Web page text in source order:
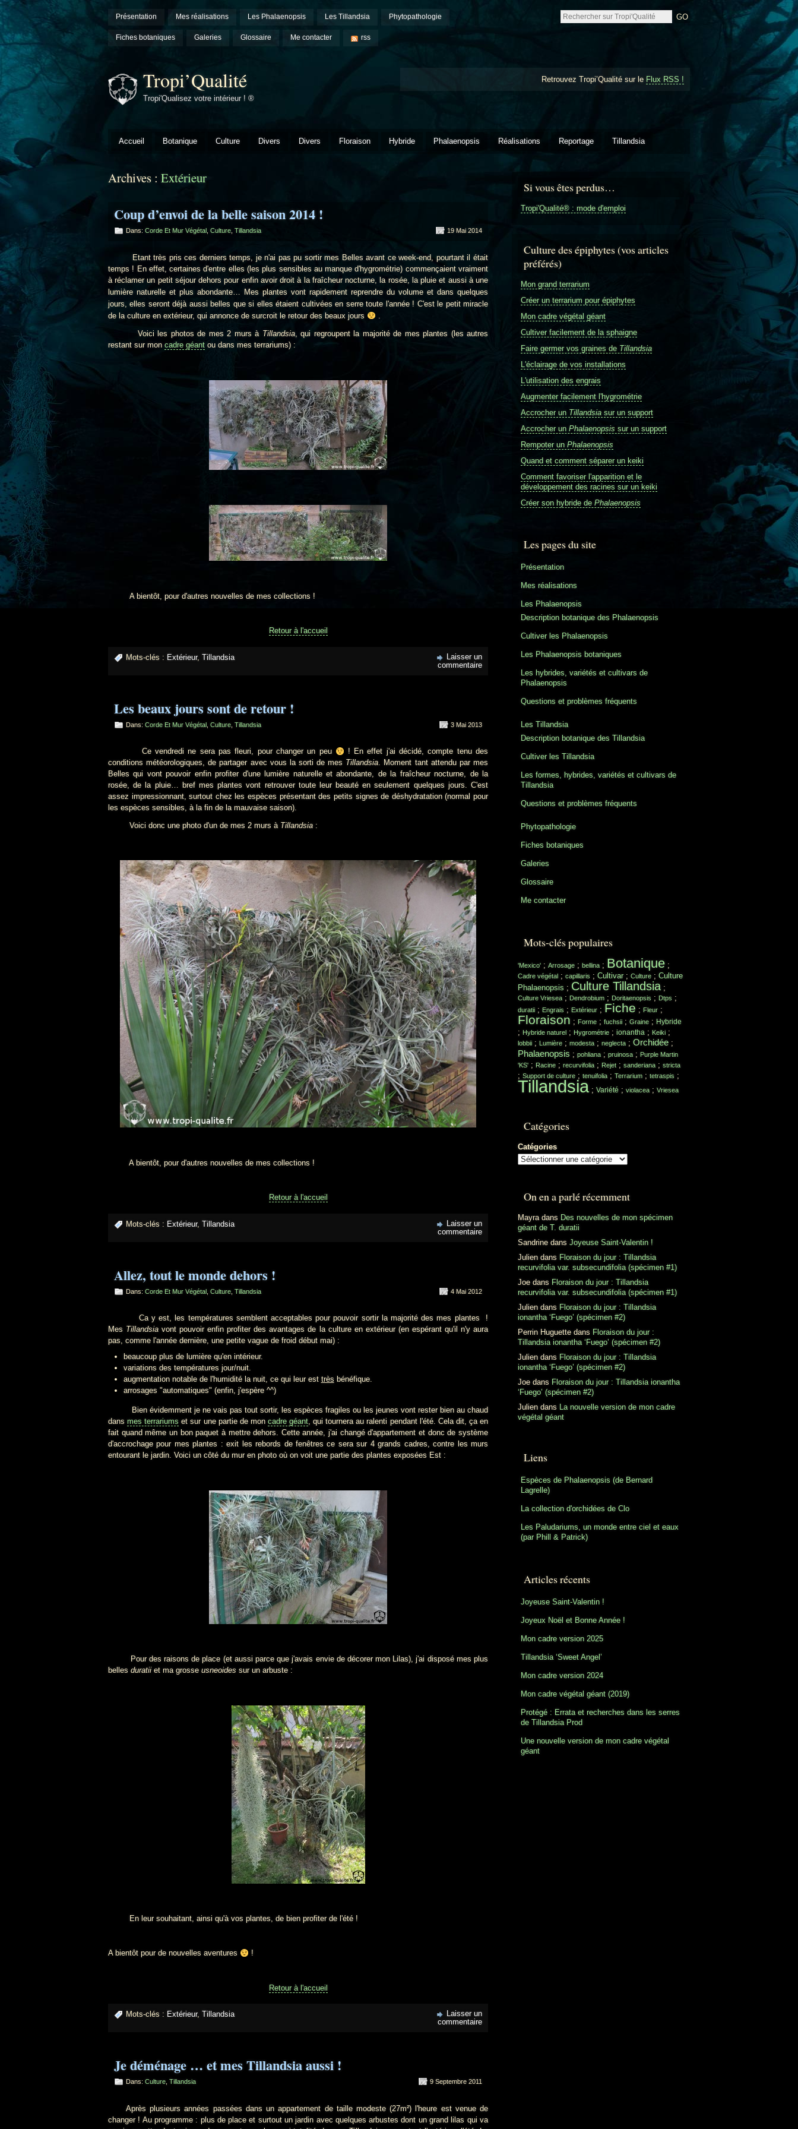
Présentation Mes réalisations Les Phalaenopsis Les Tillandsia Phytopathologie
Fiches botaniques Galeries Glossaire Me contacter rss
Tropi’Qualité
Tropi'Qualisez votre intérieur ! ®
Retrouvez Tropi’Qualité sur le Flux RSS !
Accueil Botanique Culture Divers Divers Floraison Hybride Phalaenopsis Réalisations Reportage Tillandsia
Archives : Extérieur
Coup d’envoi de la belle saison 2014 !
Dans: Corde Et Mur Végétal Culture Tillandsia 19 Mai 2014
Etant très pris ces derniers temps, je n'ai pas pu sortir mes Belles avant ce week-end, pourtant il était
temps ! En effet, certaines d'entre elles (les plus sensibles au manque d'hygrométrie) commençaient vraiment
à réclamer un petit séjour dehors pour enfin avoir droit à la fraîcheur nocturne, la rosée, la pluie et aussi àune
lumière naturelle et plus abondante… Mes plantes vont rapidement reprendre du volume et dans quelques
jours, elles seront déjà aussi belles que si elles étaient cultivées en serre toute l'année ! C'est le petit miracle
de la culture en extérieur, qui annonce de surcroit le retour des beaux jours
.
Voici les photos de mes 2 murs à Tillandsia, qui regroupent la majorité de mes plantes (les autres
restant sur mon cadre géant ou dans mes terrariums) :
A bientôt, pour d'autres nouvelles de mes collections !
Retour à l'accueil
Mots-clés : Extérieur, Tillandsia
Laisser un
commentaire
Les beaux jours sont de retour !
Dans: Corde Et Mur Végétal Culture Tillandsia 3 Mai 2013
Ce vendredi ne sera pas fleuri, pour changer un peu
! En effet j'ai décidé, compte tenu des
conditions météorologiques, de partager avec vous la sorti de mes Tillandsia. Moment tant attendu par mes
Belles qui vont pouvoir enfin profiter d'une lumière naturelle et abondante, de la fraîcheur nocturne, de la
rosée, de la pluie… bref mes plantes vont retrouver toute leur beauté en seulement quelques jours. C'est
assez impressionnant, surtout chez les espèces présentant des petits signes de déshydratation (normal pour
les espèces sensibles, à la fin de la mauvaise saison).
Voici donc une photo d'un de mes 2 murs à Tillandsia :
A bientôt, pour d'autres nouvelles de mes collections !
Retour à l'accueil
Mots-clés : Extérieur, Tillandsia
Laisser un
commentaire
Allez, tout le monde dehors !
Dans: Corde Et Mur Végétal Culture Tillandsia 4 Mai 2012
Ca y est, les températures semblent acceptables pour pouvoir sortir la majorité des mes plantes !
Mes Tillandsia vont pouvoir enfin profiter des avantages de la culture en extérieur (en espérant qu'il n'y aura
pas, comme l'année dernière, une petite vague de froid début mai) :
beaucoup plus de lumière qu'en intérieur.
variations des températures jour/nuit.
augmentation notable de l'humidité la nuit, ce qui leur est très bénéfique.
arrosages "automatiques" (enfin, j'espère ^^)
Bien évidemment je ne vais pas tout sortir, les espèces fragiles ou les jeunes vont rester bien au chaud
dansmes terrariums et sur une partie de mon cadre géant, qui tournera au ralenti pendant l'été. Cela dit, ça en
fait quand même un bon paquet à mettre dehors. Cette année, j'ai changé d'appartement et donc de système
d'accrochage pour mes plantes : exit les rebords de fenêtres ce sera sur 4 grands cadres, contre les murs
entourant le jardin. Voici un côté du mur en photo où on voit une partie des plantes exposées Est :
Pour des raisons de place (et aussi parce que j'avais envie de décorer mon Lilas), j'ai disposé mes plus
belles duratii et ma grosse usneoides sur un arbuste :
En leur souhaitant, ainsi qu'à vos plantes, de bien profiter de l'été !
A bientôt pour de nouvelles aventures !
Retour à l'accueil
Mots-clés : Extérieur, Tillandsia
Laisser un
commentaire
Je déménage … et mes Tillandsia aussi !
Dans: Culture Tillandsia 9 Septembre 2011
Après plusieurs années passées dans un appartement de taille modeste (27m²) l'heure est venue de
changer ! Au programme : plus de place et surtout un jardin avec quelques arbustes dont un grand lilas qui va
Si vous êtes perdus…
Tropi'Qualité® : mode d'emploi
Culture des épiphytes (vos articles
préférés)
Mon grand terrarium
Créer un terrarium pour épiphytes
Mon cadre végétal géant
Cultiver facilement de la sphaigne
Faire germer vos graines de Tillandsia
L'éclairage de vos installations
L'utilisation des engrais
Augmenter facilement l'hygrométrie
Accrocher un Tillandsia sur un support
Accrocher un Phalaenopsis sur un support
Rempoter un Phalaenopsis
Quand et comment séparer un keiki
Comment favoriser l'apparition et le
développement des racines sur un keiki
Créer son hybride de Phalaenopsis
Les pages du site
Présentation
Mes réalisations
Les Phalaenopsis
Description botanique des Phalaenopsis
Cultiver les Phalaenopsis
Les Phalaenopsis botaniques
Les hybrides, variétés et cultivars de
Phalaenopsis
Questions et problèmes fréquents
Les Tillandsia
Description botanique des Tillandsia
Cultiver les Tillandsia
Les formes, hybrides, variétés et cultivars de
Tillandsia
Questions et problèmes fréquents
Phytopathologie
Fiches botaniques
Galeries
Glossaire
Me contacter
Mots-clés populaires
'Mexico' ; Arrosage ; bellina; Botanique ;
Cadre végétal ; capillaris ; Cultivar; Culture ; Culture
Phalaenopsis ; Culture Tillandsia;
Culture Vriesea; Dendrobium ; Doritaenopsis ; Dtps ;
duratii ; Engrais ; Extérieur ; Fiche ; Fleur ;
Floraison ; Forme ; fuchsii ; Graine ; Hybride
; Hybride naturel ; Hygrométrie ; ionantha ; Keiki ;
lobbii ; Lumière ; modesta; neglecta; Orchidée ;
Phalaenopsis ; pohliana; pruinosa; Purple Martin
'KS' ; Racine ; recurvifolia; Rejet ; sanderiana; stricta
; Support de culture ; tenuifolia; Terrarium ; tetraspis ;
Tillandsia; Variété ; violacea; Vriesea
Catégories
Catégories
On en a parlé récemment
Mayradans Des nouvelles de mon spécimen
géant de T. duratii
Sandrine dans Joyeuse Saint-Valentin !
Julien dans Floraison du jour : Tillandsia
recurvifolia var. subsecundifolia (spécimen #1)
Joe dans Floraison du jour : Tillandsia
recurvifolia var. subsecundifolia (spécimen #1)
Julien dans Floraison du jour : Tillandsia
ionantha ‘Fuego’ (spécimen #2)
Perrin Huguette dans Floraison du jour :
Tillandsia ionantha ‘Fuego’ (spécimen #2)
Julien dans Floraison du jour : Tillandsia
ionantha ‘Fuego’ (spécimen #2)
Joe dans Floraison du jour : Tillandsia ionantha
‘Fuego’ (spécimen #2)
Julien dans La nouvelle version de mon cadre
végétal géant
Liens
Espèces de Phalaenopsis (de Bernard
Lagrelle)
La collection d'orchidées de Clo
Les Paludariums, un monde entre ciel et eaux
(par Phill & Patrick)
Articles récents
Joyeuse Saint-Valentin !
Joyeux Noël et Bonne Année !
Mon cadre version 2025
Tillandsia ‘Sweet Angel’
Mon cadre version 2024
Mon cadre végétal géant (2019)
Protégé : Errata et recherches dans les serres
de Tillandsia Prod
Une nouvelle version de mon cadre végétal
géant